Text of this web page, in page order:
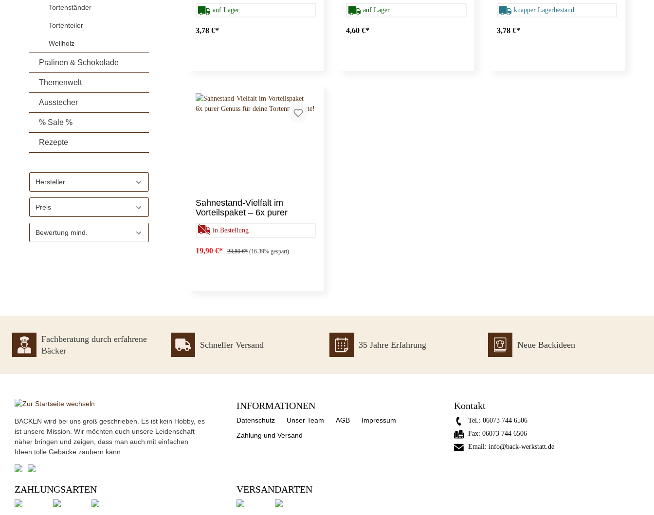
Tortenständer
Tortenteiler
Wellholz
Pralinen & Schokolade
Themenwelt
Ausstecher
% Sale %
Rezepte
Hersteller
Preis
Bewertung mind.
auf Lager
3,78 €*
auf Lager
4,60 €*
knapper Lagerbestand
3,78 €*
Sahnestand-Vielfalt im
Vorteilspaket – 6x purer
Genuss für deine
Tortenmomente!
in Bestellung
19,90 €* 23,80 €* (16.39% gespart)
Fachberatung durch erfahrene
Bäcker
Schneller Versand 35 Jahre Erfahrung Neue Backideen
BACKEN wird bei uns groß geschrieben. Es ist kein Hobby, es
ist unsere Mission. Wir möchten euch unsere Leidenschaft
näher bringen und zeigen, dass man auch mit einfachen
Ideen tolle Gebäcke zaubern kann.
INFORMATIONEN
Datenschutz Unser Team AGB
Impressum
Zahlung und Versand
ZAHLUNGSARTEN VERSANDARTEN
Kontakt
Tel.: 06073 744 6506
Fax: 06073 744 6506
Email: info@back-werkstatt.de